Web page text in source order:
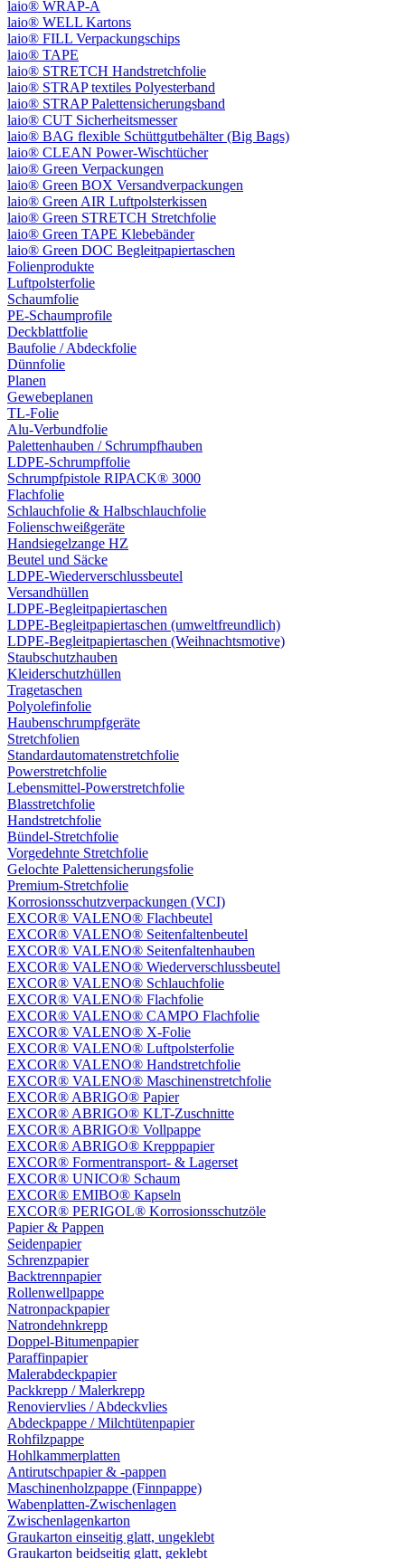
laio® WRAP-A
laio® WELL Kartons
laio® FILL Verpackungschips
laio® TAPE
laio® STRETCH Handstretchfolie
laio® STRAP textiles Polyesterband
laio® STRAP Palettensicherungsband
laio® CUT Sicherheitsmesser
laio® BAG flexible Schüttgutbehälter (Big Bags)
laio® CLEAN Power-Wischtücher
laio® Green Verpackungen
laio® Green BOX Versandverpackungen
laio® Green AIR Luftpolsterkissen
laio® Green STRETCH Stretchfolie
laio® Green TAPE Klebebänder
laio® Green DOC Begleitpapiertaschen
Folienprodukte
Luftpolsterfolie
Schaumfolie
PE-Schaumprofile
Deckblattfolie
Baufolie / Abdeckfolie
Dünnfolie
Planen
Gewebeplanen
TL-Folie
Alu-Verbundfolie
Palettenhauben / Schrumpfhauben
LDPE-Schrumpffolie
Schrumpfpistole RIPACK® 3000
Flachfolie
Schlauchfolie & Halbschlauchfolie
Folienschweißgeräte
Handsiegelzange HZ
Beutel und Säcke
LDPE-Wiederverschlussbeutel
Versandhüllen
LDPE-Begleitpapiertaschen
LDPE-Begleitpapiertaschen (umweltfreundlich)
LDPE-Begleitpapiertaschen (Weihnachtsmotive)
Staubschutzhauben
Kleiderschutzhüllen
Tragetaschen
Polyolefinfolie
Haubenschrumpfgeräte
Stretchfolien
Standardautomatenstretchfolie
Powerstretchfolie
Lebensmittel-Powerstretchfolie
Blasstretchfolie
Handstretchfolie
Bündel-Stretchfolie
Vorgedehnte Stretchfolie
Gelochte Palettensicherungsfolie
Premium-Stretchfolie
Korrosionsschutzverpackungen (VCI)
EXCOR® VALENO® Flachbeutel
EXCOR® VALENO® Seitenfaltenbeutel
EXCOR® VALENO® Seitenfaltenhauben
EXCOR® VALENO® Wiederverschlussbeutel
EXCOR® VALENO® Schlauchfolie
EXCOR® VALENO® Flachfolie
EXCOR® VALENO® CAMPO Flachfolie
EXCOR® VALENO® X-Folie
EXCOR® VALENO® Luftpolsterfolie
EXCOR® VALENO® Handstretchfolie
EXCOR® VALENO® Maschinenstretchfolie
EXCOR® ABRIGO® Papier
EXCOR® ABRIGO® KLT-Zuschnitte
EXCOR® ABRIGO® Vollpappe
EXCOR® ABRIGO® Krepppapier
EXCOR® Formentransport- & Lagerset
EXCOR® UNICO® Schaum
EXCOR® EMIBO® Kapseln
EXCOR® PERIGOL® Korrosionsschutzöle
Papier & Pappen
Seidenpapier
Schrenzpapier
Backtrennpapier
Rollenwellpappe
Natronpackpapier
Natrondehnkrepp
Doppel-Bitumenpapier
Paraffinpapier
Malerabdeckpapier
Packkrepp / Malerkrepp
Renoviervlies / Abdeckvlies
Abdeckpappe / Milchtütenpapier
Rohfilzpappe
Hohlkammerplatten
Antirutschpapier & -pappen
Maschinenholzpappe (Finnpappe)
Wabenplatten-Zwischenlagen
Zwischenlagenkarton
Graukarton einseitig glatt, ungeklebt
Graukarton beidseitig glatt, geklebt